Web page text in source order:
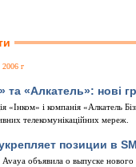
2006 г
та «Алкатель»: нові
«Інком» і компанія «Алкатель
телекомунікаційних мереж.
позиции в
объявила о выпуске